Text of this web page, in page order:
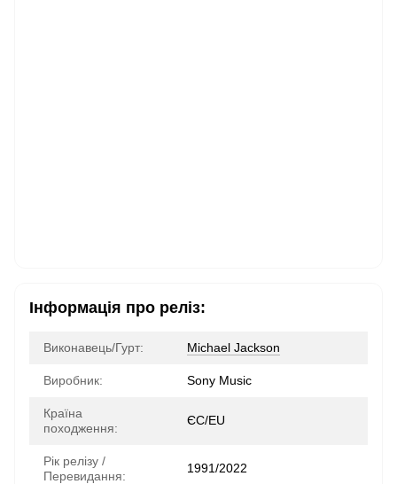
Інформація про реліз:
Виконавець/Гурт: Michael Jackson
Виробник: Sony Music
Країна
походження:
ЄС/EU
Рік релізу /
Перевидання:
1991/2022